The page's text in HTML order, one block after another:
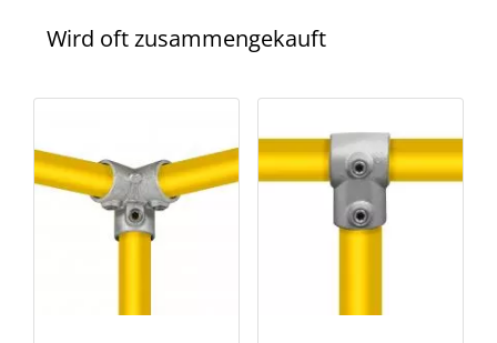
Wird oft zusammengekauft